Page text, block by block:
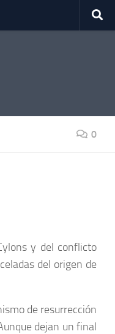
0
y del conflicto
del origen de
de resurrección
dejan un final